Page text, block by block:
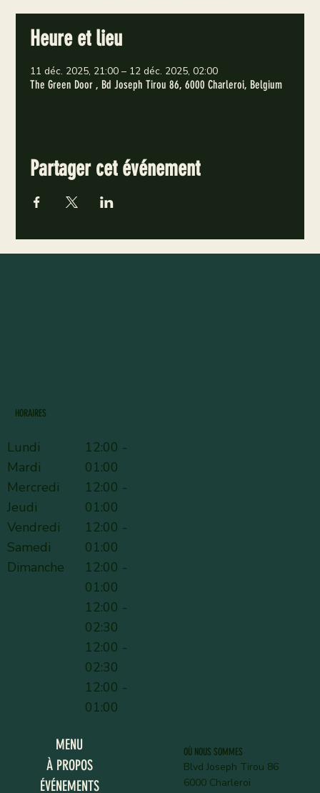
Heure et lieu
11 déc. 2025, 21:00 – 12 déc. 2025, 02:00
The Green Door , Bd Joseph Tirou 86, 6000 Charleroi, Belgium
Partager cet événement
MENU
À PROPOS
ÉVÉNEMENTS
Lundi
Mardi
Mercredi
Jeudi
Vendredi
Samedi
Dimanche
HORAIRES
12:00 -
01:00
12:00 -
01:00
12:00 -
01:00
12:00 -
01:00
12:00 -
02:30
12:00 -
02:30
12:00 -
01:00
OÙ NOUS SOMMES
Blvd Joseph Tirou 86
6000 Charleroi